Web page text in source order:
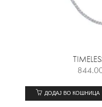
ДОДАЈ ВО КОШНИЦА